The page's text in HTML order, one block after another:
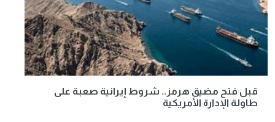
قبل فتح مضيق هرمز.. شروط إيرانية صعبة على
طاولة الإدارة الأمريكية